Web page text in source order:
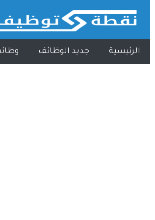
الرئيسية جديد الوظائف